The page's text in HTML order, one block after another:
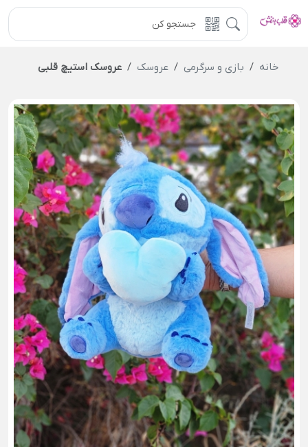
خانه بازی و سرگرمی عروسک عروسک استیچ قلبی